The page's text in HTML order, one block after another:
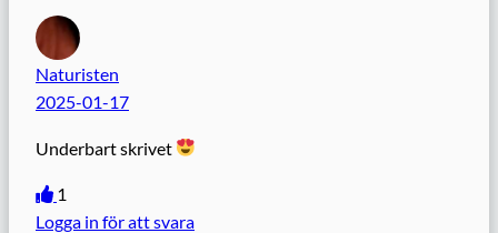
Naturisten
2025-01-17
Underbart skrivet
1
Logga in för att svara